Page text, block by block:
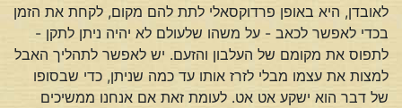
לאובדן, היא באופן פרדוקסאלי לתת להם מקום, לקחת את הזמן
בכדי לאפשר לכאב - על משהו שלעולם לא יהיה ניתן לתקן -
לתפוס את מקומם של העלבון והזעם. יש לאפשר לתהליך האבל
למצות את עצמו מבלי לזרז אותו עד כמה שניתן, כדי שבסופו
של דבר הוא ישקע אט אט. לעומת זאת אם אנחנו ממשיכים